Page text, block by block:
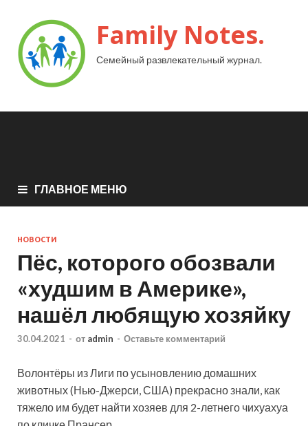
Family Notes.
Семейный развлекательный журнал.
ГЛАВНОЕ МЕНЮ
НОВОСТИ
Пёс, которого обозвали
«худшим в Америке»,
нашёл любящую хозяйку
30.04.2021 - от admin - Оставьте комментарий
Волонтёры из Лиги по усыновлению домашних
животных (Нью-Джерси, США) прекрасно знали, как
тяжело им будет найти хозяев для 2-летнего чихуахуа